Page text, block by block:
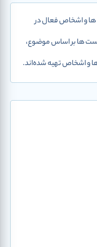
ها و اشخاص فعال در
ها بر اساس موضوع،
و اشخاص تهیه شده‌اند.